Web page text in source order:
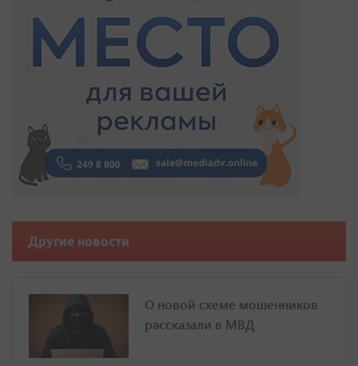
Другие новости
О новой схеме мошенников
рассказали в МВД